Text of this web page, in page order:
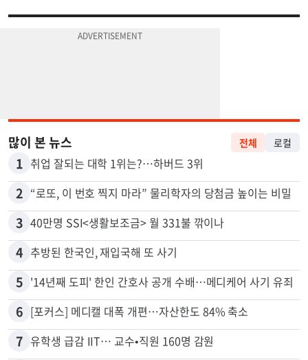
많이 본 뉴스 전체 로컬
1 취업 잘되는 대학 1위는?…하버드 3위
2 “로또, 이 번호 찍지 마라” 물리학자의 당첨금 높이는 비밀
3 40만명 SSI<생활보조금> 월 331불 깎이나
4 추방된 한국인, 재입국해 또 사기
5 '14년째 도피' 한인 간호사 공개 수배…메디케어 사기 유죄
6 [포커스] 메디캘 대폭 개편…자산한도 84% 축소
7 유학생 급감 IIT… 교수•직원 160명 감원